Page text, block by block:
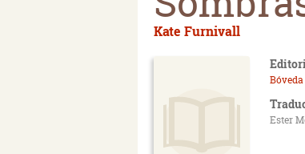
Kate Furnivall
Bóveda
Ester